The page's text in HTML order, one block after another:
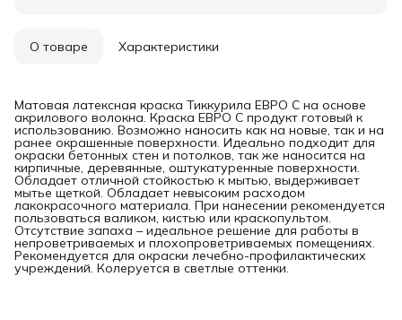
О товаре Характеристики
Матовая латексная краска Тиккурила ЕВРО С на основе
акрилового волокна. Краска ЕВРО С продукт готовый к
использованию. Возможно наносить как на новые, так и на
ранее окрашенные поверхности. Идеально подходит для
окраски бетонных стен и потолков, так же наносится на
кирпичные, деревянные, оштукатуренные поверхности.
Обладает отличной стойкостью к мытью, выдерживает
мытье щеткой. Обладает невысоким расходом
лакокрасочного материала. При нанесении рекомендуется
пользоваться валиком, кистью или краскопультом.
Отсутствие запаха – идеальное решение для работы в
непроветриваемых и плохопроветриваемых помещениях.
Рекомендуется для окраски лечебно-профилактических
учреждений. Колеруется в светлые оттенки.